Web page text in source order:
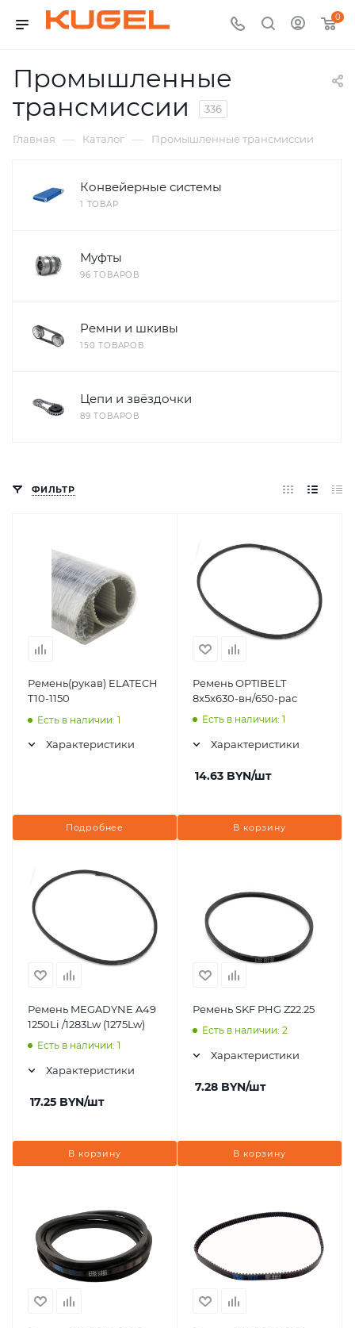
0
Промышленные
трансмиссии
336
Главная — Каталог — Промышленные трансмиссии
Конвейерные системы
1 ТОВАР
Муфты
96 ТОВАРОВ
Ремни и шкивы
150 ТОВАРОВ
Цепи и звёздочки
89 ТОВАРОВ
ФИЛЬТР
Ремень(рукав) ELATECH
T10-1150
Есть в наличии: 1
Характеристики
Подробнее
Ремень OPTIBELT
8x5x630-вн/650-рас
Есть в наличии: 1
Характеристики
14.63 BYN/шт
В корзину
Ремень MEGADYNE A49
1250Li /1283Lw (1275Lw)
Есть в наличии: 1
Характеристики
17.25 BYN/шт
В корзину
Ремень SKF PHG Z22.25
Есть в наличии: 2
Характеристики
7.28 BYN/шт
В корзину